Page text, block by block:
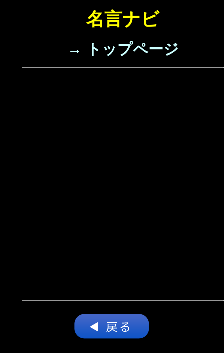
名言ナビ
→ トップページ